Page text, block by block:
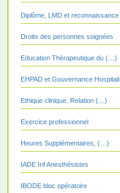
Diplôme, LMD et reconnaissance
Droits des personnes soignées
Education Thérapeutique du (…)
EHPAD et Gouvernance Hospitali
Ethique clinique, Relation (…)
Exercice professionnel
Heures Supplémentaires, (…)
IADE Inf Anesthésistes
IBODE bloc opératoire